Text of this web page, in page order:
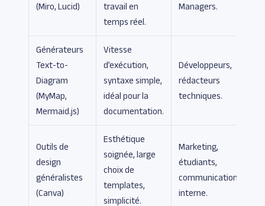
(Miro, Lucid)
travail en
temps réel.
Managers.
Générateurs
Text-to-
Diagram
(MyMap,
Mermaid.js)
Vitesse
d’exécution,
syntaxe simple,
idéal pour la
documentation.
Développeurs,
rédacteurs
techniques.
Outils de
design
généralistes
(Canva)
Esthétique
soignée, large
choix de
templates,
simplicité.
Marketing,
étudiants,
communication
interne.